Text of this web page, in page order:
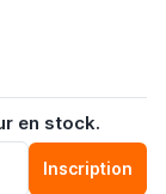
en stock.
Inscription